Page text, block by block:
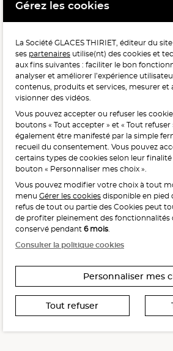
Meilleure chaîne de magasins, Meilleur e-commerçant, Meilleure
POUR VOTRE SANTÉ, MANGEZ AU
LÉGUMES PAR JOUR.
L'abus d'alcool est dangereux pour la
avec
Interdiction de vente de
aux mineurs de moins
La preuve de majorité de l’acheteur
de la vente en ligne.
CODE DE LA SANTÉ PUBLIQUE, ART. L.
Gérez les cookies
La Société GLACES THIRIET, éditeur du site
ses partenaires utilise(nt) des cookies et
aux fins suivantes : faciliter le bon
analyser et améliorer l’expérience
contenus, produits et services, mesurer et
visionner des vidéos.
Vous pouvez accepter ou refuser les
boutons « Tout accepter » et « Tout
également être manifesté par la simple
recueil du consentement. Vous pouvez
certains types de cookies selon leur
bouton « Personnaliser mes choix ».
Vous pouvez modifier votre choix à tout
menu Gérer les cookies disponible en pied
refus de tout ou partie des Cookies peut
de profiter pleinement des fonctionnalités
conservé pendant 6 mois.
Consulter la politique cookies
Personnaliser mes
Tout refuser